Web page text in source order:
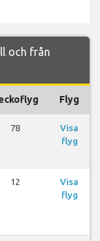
och från
Flyg
78
Visa
flyg
12
Visa
flyg